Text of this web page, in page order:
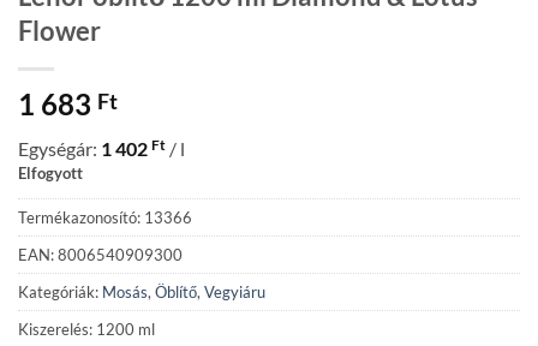
Flower
1 683 Ft
Egységár: 1 402 Ft / l
Elfogyott
Termékazonosító: 13366
EAN: 8006540909300
Kategóriák: Mosás,Öblítő,Vegyiáru
Kiszerelés: 1200 ml